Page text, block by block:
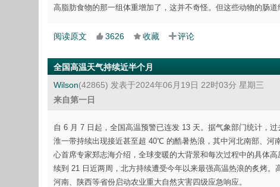
高脂肪食物的那一组体重增加了，这并不奇怪。但这些动物的肠
阅读原文 3626 收藏 评论
全国高温天气持续近半个月
Wilson(42865) 发表于2024年06月19日 22时03分 星期三
来自第一日
自 6 月 7 日起，全国高温预警已连发 13 天。据气象部门统计，
淮一带持续出现接近甚至超 40℃ 的酷暑热浪，其中河北南部、
心首席专家郑志海介绍，全球变暖的大背景和每次过程中的具体
续到 21 日近两周，北方持续遭受今年以来最强高温热浪的炙烤。
河南、陕西等省份启动农业重大自然灾害四级应急响应。